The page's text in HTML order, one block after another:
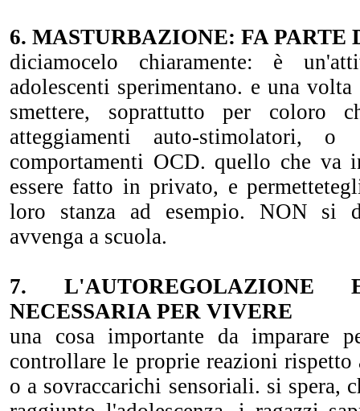
6. MASTURBAZIONE: FA PARTE
diciamocelo chiaramente: è
adolescenti sperimentano. e una
smettere, soprattutto per coloro
atteggiamenti auto-stimolatori,
comportamenti OCD. quello che va
essere fatto in privato, e
loro stanza ad esempio. NON si
avvenga a scuola.
7. L'AUTOREGOLAZIONE
NECESSARIA PER VIVERE
una cosa importante da imparare
controllare le proprie reazioni rispetto
o a sovraccarichi sensoriali. si spera,